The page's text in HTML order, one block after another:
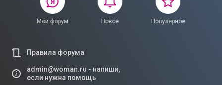
Мой форум Новое Популярное
Правила форума
admin@woman.ru - напиши,
если нужна помощь